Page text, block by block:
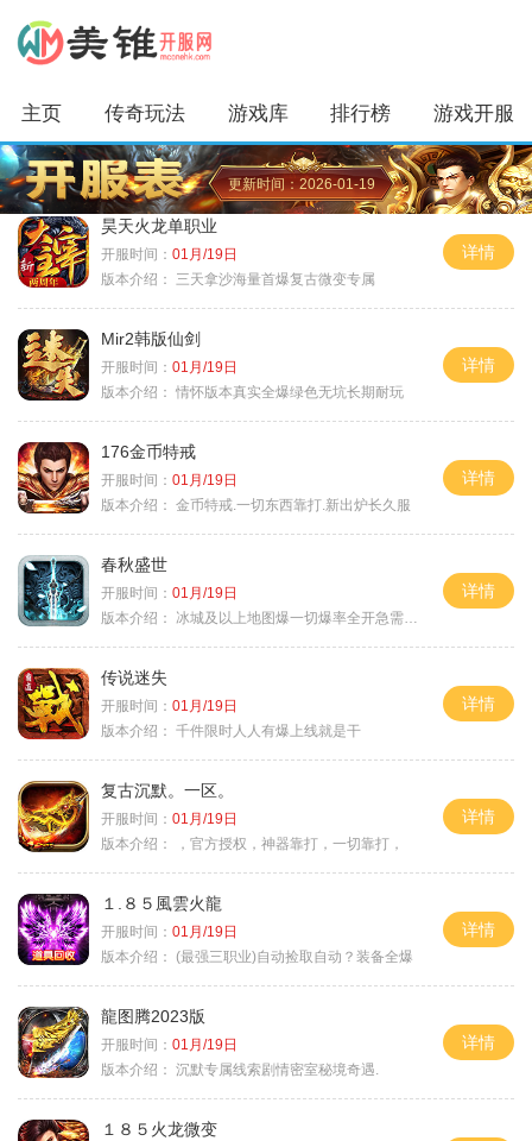
主页 传奇玩法 游戏库 排行榜 游戏开服
更新时间：2026-01-19
昊天火龙单职业
开服时间： 01月/19日
版本介绍：
三天拿沙海量首爆复古微变专属
详情
Mir2韩版仙剑
开服时间： 01月/19日
版本介绍： 情怀版本真实全爆绿色无坑长期耐玩
详情
176金币特戒
开服时间： 01月/19日
版本介绍： 金币特戒.一切东西靠打.新出炉长久服
详情
春秋盛世
开服时间： 01月/19日
版本介绍：
冰城及以上地图爆一切爆率全开急需材料
详情
传说迷失
开服时间： 01月/19日
版本介绍： 千件限时人人有爆上线就是干
详情
复古沉默。一区。
开服时间： 01月/19日
版本介绍：
，官方授权，神器靠打，一切靠打，
详情
１.８５風雲火龍
开服时间： 01月/19日
版本介绍： (最强三职业)自动捡取自动？装备全爆
详情
龍图腾2023版
开服时间： 01月/19日
版本介绍： 沉默专属线索剧情密室秘境奇遇.
详情
１８５火龙微变